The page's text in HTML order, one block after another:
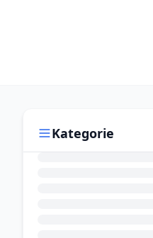
Kategorie